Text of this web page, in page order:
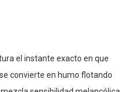
el instante exacto en que
convierte en humo flotando